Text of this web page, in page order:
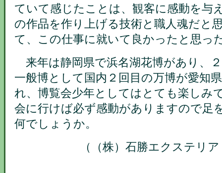
ていて感じたことは、観客に感動を与
の作品を作り上げる技術と職人魂だと
て、この仕事に就いて良かったと思っ
来年は静岡県で浜名湖花博があり、
一般博として国内２回目の万博が愛知
れ、博覧会少年としてはとても楽しみ
会に行けば必ず感動がありますので足
何でしょうか。
（（株）石勝エクステリ